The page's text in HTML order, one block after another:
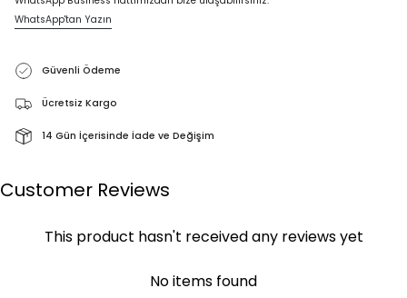
WhatsApp'tan Yazın
Güvenli Ödeme
Ücretsiz Kargo
14 Gün İçerisinde İade ve Değişim
Customer Reviews
This product hasn't received any reviews yet
No items found